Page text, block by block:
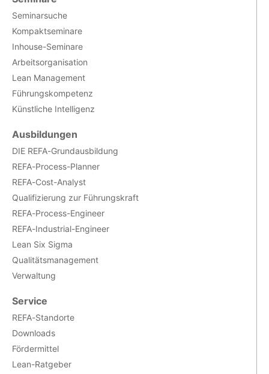
Seminarsuche
Kompaktseminare
Inhouse-Seminare
Arbeitsorganisation
Lean Management
Führungskompetenz
Künstliche Intelligenz
Ausbildungen
DIE REFA-Grundausbildung
REFA-Process-Planner
REFA-Cost-Analyst
Qualifizierung zur Führungskraft
REFA-Process-Engineer
REFA-Industrial-Engineer
Lean Six Sigma
Qualitätsmanagement
Verwaltung
Service
REFA-Standorte
Downloads
Fördermittel
Lean-Ratgeber